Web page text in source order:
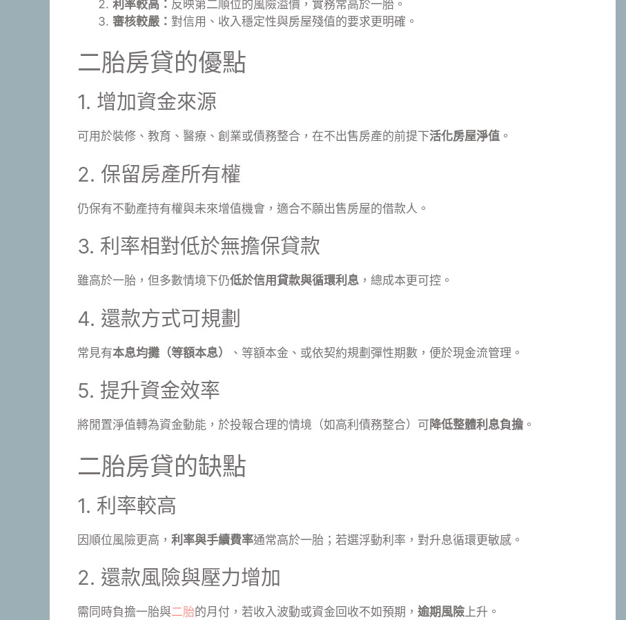
利率較高： 反映第二順位的風險溢價，實務常高於一胎。
審核較嚴： 對信用、收入穩定性與房屋殘值的要求更明確。
二胎房貸的優點
1. 增加資金來源
可用於裝修、教育、醫療、創業或債務整合，在不出售房產的前提下活化房屋淨值 。
2. 保留房產所有權
仍保有不動產持有權與未來增值機會，適合不願出售房屋的借款人。
3. 利率相對低於無擔保貸款
雖高於一胎，但多數情境下仍低於信用貸款與循環利息 ，總成本更可控。
4. 還款方式可規劃
常見有本息均攤（等額本息） 、等額本金、或依契約規劃彈性期數，便於現金流管理。
5. 提升資金效率
將閒置淨值轉為資金動能，於投報合理的情境（如高利債務整合）可 降低整體利息負擔 。
二胎房貸的缺點
1. 利率較高
因順位風險更高， 利率與手續費率通常高於一胎；若選浮動利率，對升息循環更敏感。
2. 還款風險與壓力增加
需同時負擔一胎與二胎的月付，若收入波動或資金回收不如預期， 逾期風險上升。